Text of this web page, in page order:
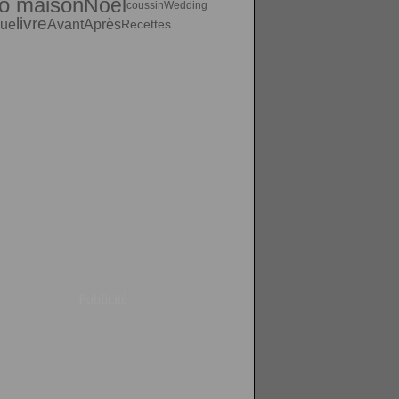
maisonNoelcoussinWedding
livreAvantAprèsRecettes